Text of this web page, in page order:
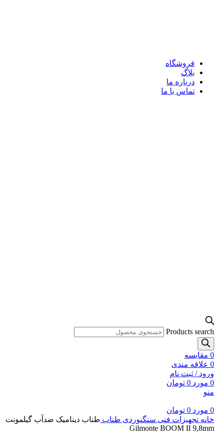
فروشگاه
بلاگ
درباره ما
تماس با ما
Products search
0 مقايسه
0 علاقه مندی
ورود / ثبت نام
0 مورد 0 تومان
منو
0 مورد 0 تومان
خانه تجهیزات فنی سنگنوردی طناب طناب دینامیک ضدآب گیلمونت
Gilmonte BOOM II 9,8mm